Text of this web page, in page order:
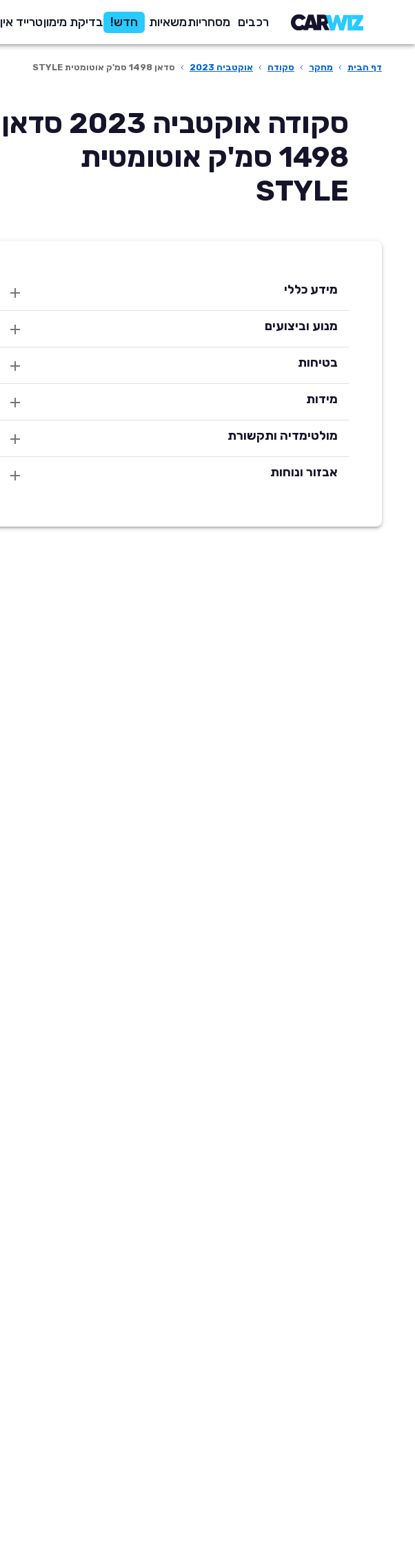
רכבים מסחריותמשאיות חדש! בדיקת מימוןטרייד אין
דף הבית › מחקר › סקודה › אוקטביה 2023 › סדאן 1498 סמ'ק אוטומטית STYLE
סקודה אוקטביה 2023 סדאן
1498 סמ'ק אוטומטית
STYLE
מידע כללי
מנוע וביצועים
בטיחות
מידות
מולטימדיה ותקשורת
אבזור ונוחות